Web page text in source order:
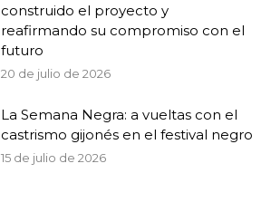
construido el proyecto y
reafirmando su compromiso con el
futuro
20 de julio de 2026
La Semana Negra: a vueltas con el
castrismo gijonés en el festival negro
15 de julio de 2026